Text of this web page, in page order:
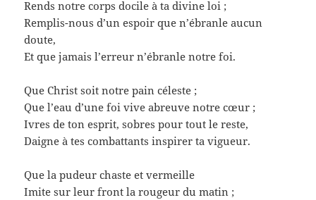
Rends notre corps docile à ta divine loi ;
Remplis-nous d’un espoir que n’ébranle aucun
doute,
Et que jamais l’erreur n’ébranle notre foi.
Que Christ soit notre pain céleste ;
Que l’eau d’une foi vive abreuve notre cœur ;
Ivres de ton esprit, sobres pour tout le reste,
Daigne à tes combattants inspirer ta vigueur.
Que la pudeur chaste et vermeille
Imite sur leur front la rougeur du matin ;